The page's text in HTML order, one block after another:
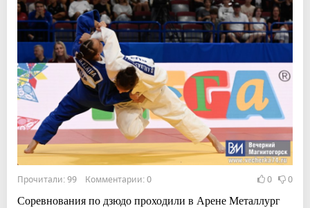
Прочитали: 99 Комментарии: 0 0 0
Соревнования по дзюдо проходили в Арене Металлург